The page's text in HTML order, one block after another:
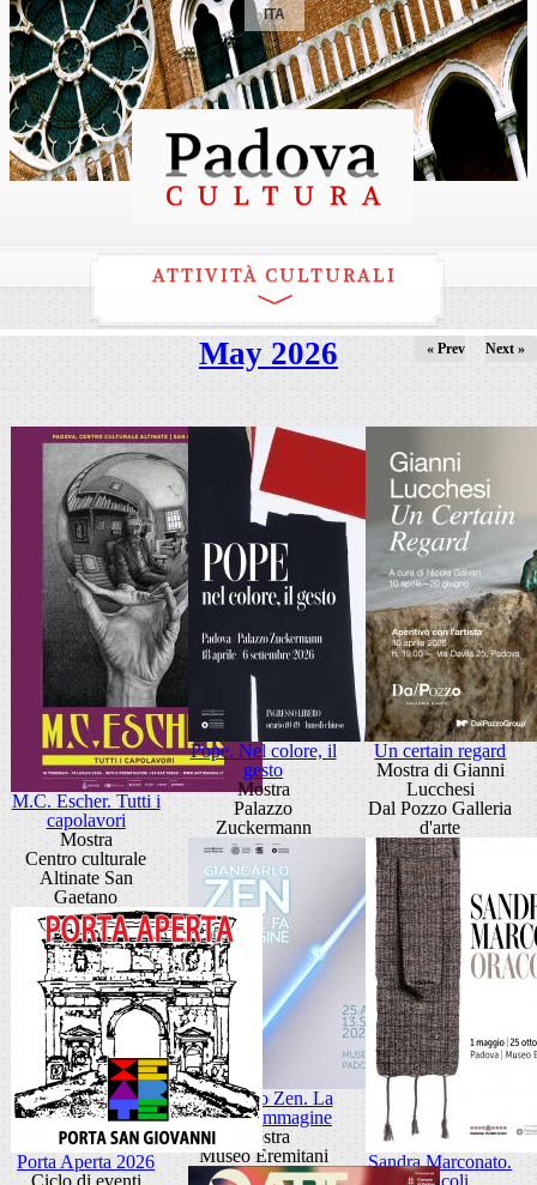
ITA
ATTIVITÀ CULTURALI
May 2026 « Prev Next »
M.C. Escher. Tutti i
capolavori
Mostra
Centro culturale
Altinate San
Gaetano
Pope. Nel colore, il
gesto
Mostra
Palazzo
Zuckermann
Un certain regard
Mostra di Gianni
Lucchesi
Dal Pozzo Galleria
d'arte
Giancarlo Zen. La
luce fa l'immagine
Mostra
Museo Eremitani
Sandra Marconato.
Oracoli
Porta Aperta 2026
Ciclo di eventi